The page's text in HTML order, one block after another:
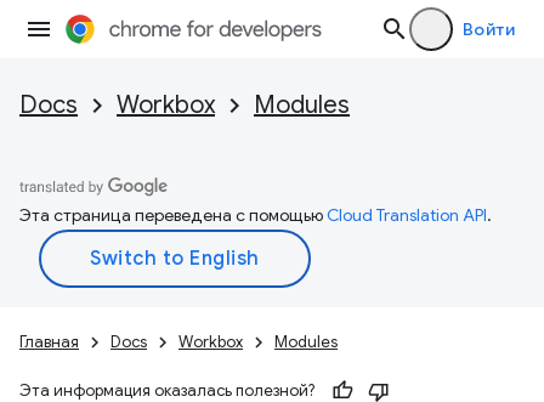
Войти
Docs Workbox Modules
Эта страница переведена с помощьюCloud Translation API.
Главная Docs Workbox Modules
Эта информация оказалась полезной?